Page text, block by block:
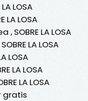
LOSA
LA LOSA
, SOBRE LA LOSA
LA LOSA
LOSA
LA LOSA
LA LOSA
gratis